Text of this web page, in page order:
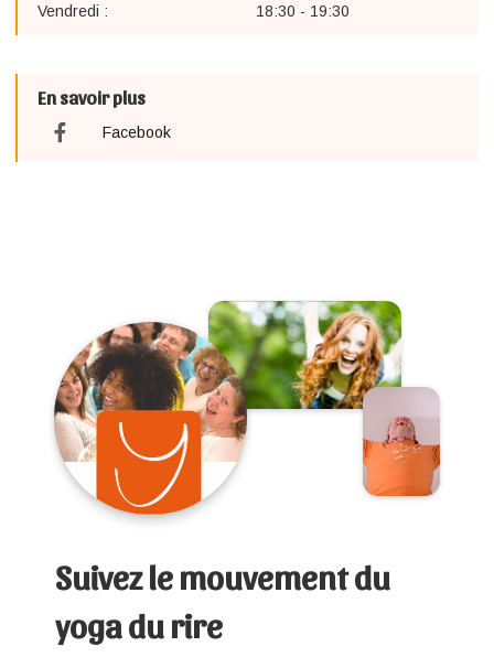
Vendredi : 18:30 - 19:30
En savoir plus
Facebook
Suivez le mouvement du
yoga du rire